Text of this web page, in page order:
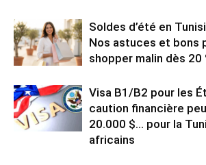
Soldes d’été en
Nos astuces et bons
shopper malin dès 20
Visa B1/B2 pour les
caution financière
20.000 $… pour la
africains